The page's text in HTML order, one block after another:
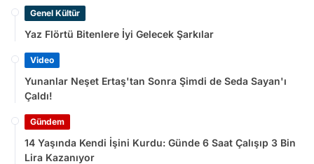
Genel Kültür
Yaz Flörtü Bitenlere İyi Gelecek Şarkılar
Video
Yunanlar Neşet Ertaş'tan Sonra Şimdi de Seda Sayan'ı
Çaldı!
Gündem
14 Yaşında Kendi İşini Kurdu: Günde 6 Saat Çalışıp 3 Bin
Lira Kazanıyor